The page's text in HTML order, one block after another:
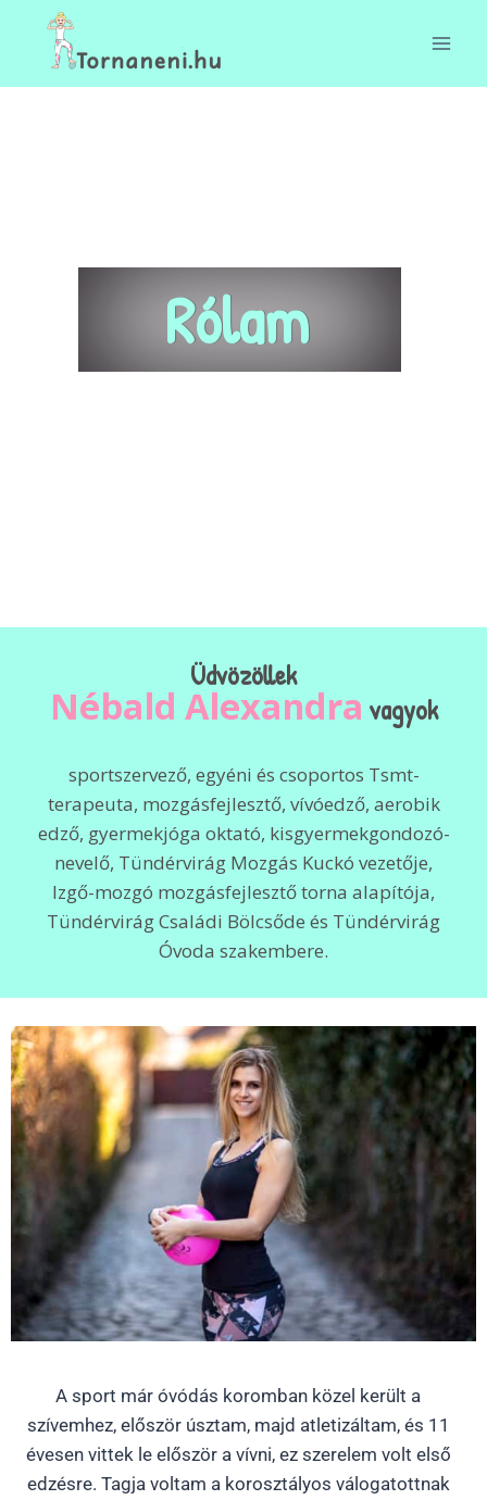
Rólam
Üdvözöllek
Nébald Alexandra vagyok
sportszervező, egyéni és csoportos Tsmt-
terapeuta, mozgásfejlesztő, vívóedző, aerobik
edző, gyermekjóga oktató, kisgyermekgondozó-
nevelő, Tündérvirág Mozgás Kuckó vezetője,
Izgő-mozgó mozgásfejlesztő torna alapítója,
Tündérvirág Családi Bölcsőde és Tündérvirág
Óvoda szakembere.​
A sport már óvódás koromban közel került a
szívemhez, először úsztam, majd atletizáltam, és 11
évesen vittek le először a vívni, ez szerelem volt első
edzésre. Tagja voltam a korosztályos válogatottnak